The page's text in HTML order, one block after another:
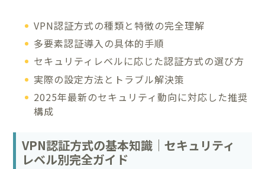
VPN認証方式の種類と特徴の完全理解
多要素認証導入の具体的手順
セキュリティレベルに応じた認証方式の選び方
実際の設定方法とトラブル解決策
2025年最新のセキュリティ動向に対応した推奨
構成
VPN認証方式の基本知識｜セキュリティ
レベル別完全ガイド